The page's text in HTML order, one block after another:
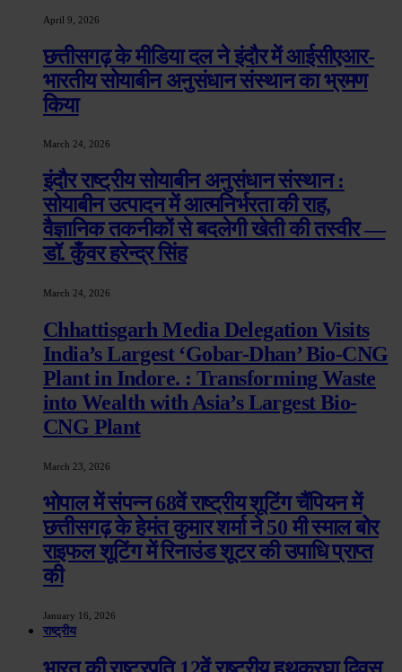
April 9, 2026
छत्तीसगढ़ के मीडिया दल ने इंदौर में आईसीएआर-
भारतीय सोयाबीन अनुसंधान संस्थान का भ्रमण
किया
March 24, 2026
इंदौर राष्ट्रीय सोयाबीन अनुसंधान संस्थान :
सोयाबीन उत्पादन में आत्मनिर्भरता की राह,
वैज्ञानिक तकनीकों से बदलेगी खेती की तस्वीर —
डॉ. कुँवर हरेन्द्र सिंह
March 24, 2026
Chhattisgarh Media Delegation Visits
India’s Largest ‘Gobar-Dhan’ Bio-CNG
Plant in Indore. : Transforming Waste
into Wealth with Asia’s Largest Bio-
CNG Plant
March 23, 2026
भोपाल में संपन्न 68वें राष्ट्रीय शूटिंग चैंपियन में
छत्तीसगढ़ के हेमंत कुमार शर्मा ने 50 मी स्माल बोर
राइफल शूटिंग में रिनाउंड शूटर की उपाधि प्राप्त
की
January 16, 2026
राष्ट्रीय